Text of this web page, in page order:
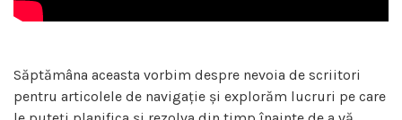
Săptămâna aceasta vorbim despre nevoia de scriitori
pentru articolele de navigație și explorăm lucruri pe care